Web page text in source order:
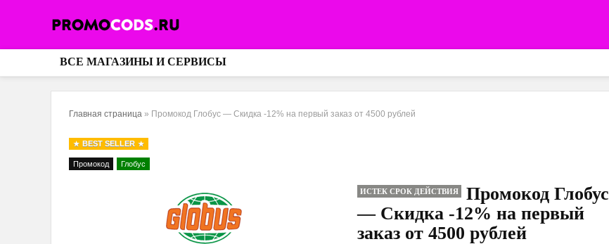
ВСЕ МАГАЗИНЫ И СЕРВИСЫ
Главная страница » Промокод Глобус — Скидка -12% на первый заказ от 4500 рублей
BEST SELLER
Промокод Глобус
ИСТЕК СРОК ДЕЙСТВИЯ
Промокод Глобус
— Скидка -12% на первый
заказ от 4500 рублей